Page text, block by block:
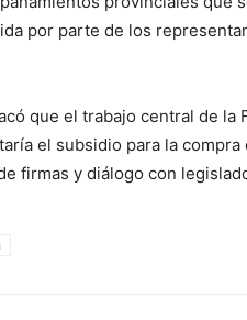
por parte de los
que el trabajo central de
el subsidio para la
firmas y diálogo con